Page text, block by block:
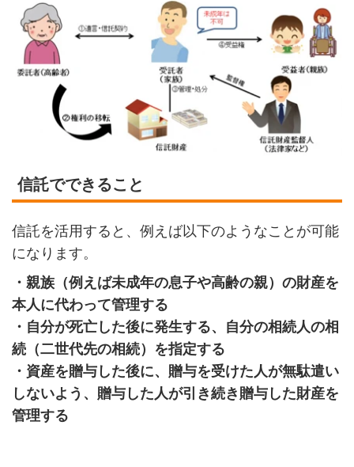
信託でできること
信託を活用すると、例えば以下のようなことが可能
になります。
・親族（例えば未成年の息子や高齢の親）の財産を
本人に代わって管理する
・自分が死亡した後に発生する、自分の相続人の相
続（二世代先の相続）を指定する
・資産を贈与した後に、贈与を受けた人が無駄遣い
しないよう、贈与した人が引き続き贈与した財産を
管理する